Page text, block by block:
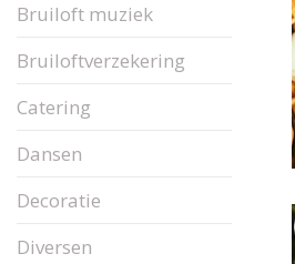
Bruiloft muziek
Bruiloftverzekering
Catering
Dansen
Decoratie
Diversen